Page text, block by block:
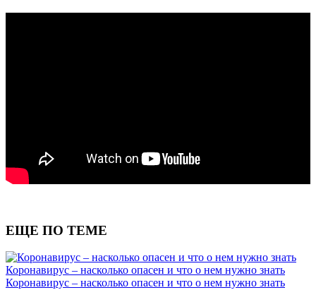
ЕЩЕ ПО ТЕМЕ
Коронавирус – насколько опасен и что о нем нужно знать
Коронавирус – насколько опасен и что о нем нужно знать